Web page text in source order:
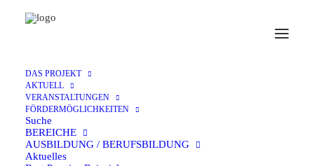
DAS PROJEKT
AKTUELL
VERANSTALTUNGEN
FÖRDERMÖGLICHKEITEN
Suche
BEREICHE
AUSBILDUNG / BERUFSBILDUNG
Aktuelles
BUND· 23. Januar 2025
Kinder-und Jugendhilfeplan des
Bundes